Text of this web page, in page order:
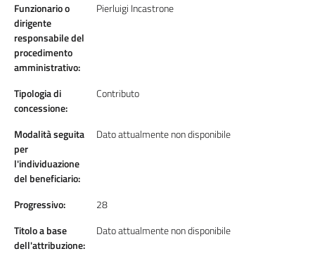
Funzionario o
dirigente
responsabile del
procedimento
amministrativo:
Pierluigi Incastrone
Tipologia di
concessione:
Contributo
Modalità seguita
per
l'individuazione
del beneficiario:
Dato attualmente non disponibile
Progressivo:
28
Titolo a base
dell'attribuzione:
Dato attualmente non disponibile